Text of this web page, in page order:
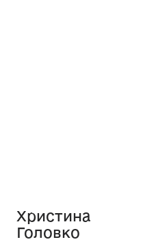
Христина
Головко